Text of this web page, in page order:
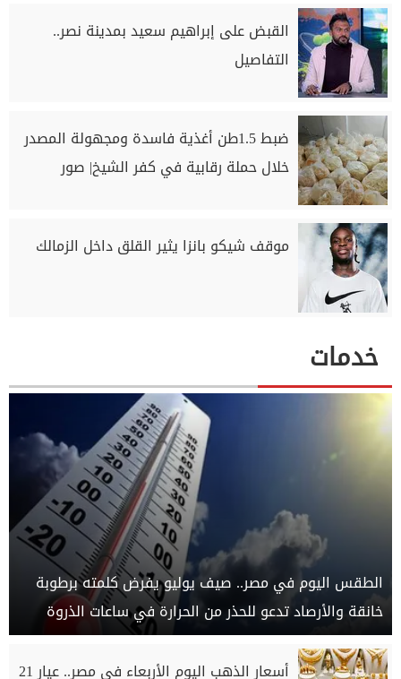
القبض على إبراهيم سعيد بمدينة نصر..
التفاصيل
ضبط 1.5طن أغذية فاسدة ومجهولة المصدر
خلال حملة رقابية في كفر الشيخ| صور
موقف شيكو بانزا يثير القلق داخل الزمالك
خدمات
الطقس اليوم في مصر.. صيف يوليو يفرض كلمته برطوبة
خانقة والأرصاد تدعو للحذر من الحرارة في ساعات الذروة
أسعار الذهب اليوم الأربعاء في مصر.. عيار 21